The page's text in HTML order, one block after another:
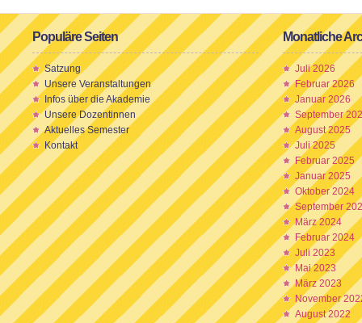
Populäre Seiten
Satzung
Unsere Veranstaltungen
Infos über die Akademie
Unsere Dozentinnen
Aktuelles Semester
Kontakt
Monatliche
Juli 2026
Februar 2026
Januar 2026
September
August 2025
Juli 2025
Februar 2025
Januar 2025
Oktober 2024
September
März 2024
Februar 2024
Juli 2023
Mai 2023
März 2023
November
August 2022